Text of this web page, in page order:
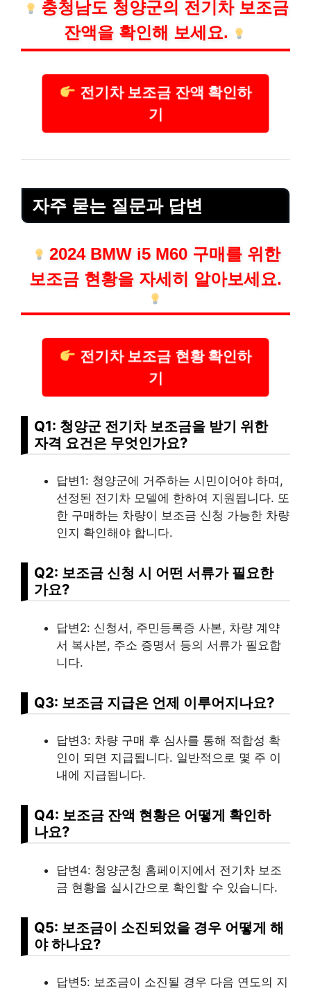
충청남도 청양군의 전기차 보조금
잔액을 확인해 보세요.
전기차 보조금 잔액 확인하
기
자주 묻는 질문과 답변
2024 BMW i5 M60 구매를 위한
보조금 현황을 자세히 알아보세요.
전기차 보조금 현황 확인하
기
Q1: 청양군 전기차 보조금을 받기 위한
자격 요건은 무엇인가요?
답변1: 청양군에 거주하는 시민이어야 하며,
선정된 전기차 모델에 한하여 지원됩니다. 또
한 구매하는 차량이 보조금 신청 가능한 차량
인지 확인해야 합니다.
Q2: 보조금 신청 시 어떤 서류가 필요한
가요?
답변2: 신청서, 주민등록증 사본, 차량 계약
서 복사본, 주소 증명서 등의 서류가 필요합
니다.
Q3: 보조금 지급은 언제 이루어지나요?
답변3: 차량 구매 후 심사를 통해 적합성 확
인이 되면 지급됩니다. 일반적으로 몇 주 이
내에 지급됩니다.
Q4: 보조금 잔액 현황은 어떻게 확인하
나요?
답변4: 청양군청 홈페이지에서 전기차 보조
금 현황을 실시간으로 확인할 수 있습니다.
Q5: 보조금이 소진되었을 경우 어떻게 해
야 하나요?
답변5: 보조금이 소진될 경우 다음 연도의 지